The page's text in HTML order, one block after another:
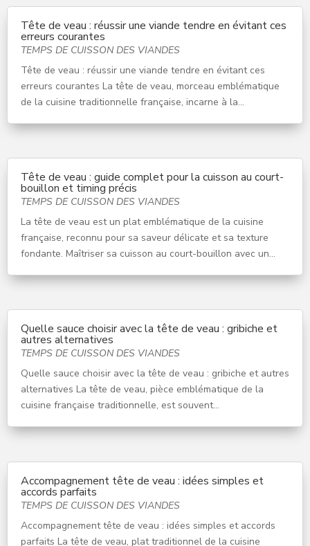
Tête de veau : réussir une viande tendre en évitant ces
erreurs courantes
TEMPS DE CUISSON DES VIANDES
Tête de veau : réussir une viande tendre en évitant ces
erreurs courantes La tête de veau, morceau emblématique
de la cuisine traditionnelle française, incarne à la...
Tête de veau : guide complet pour la cuisson au court-
bouillon et timing précis
TEMPS DE CUISSON DES VIANDES
La tête de veau est un plat emblématique de la cuisine
française, reconnu pour sa saveur délicate et sa texture
fondante. Maîtriser sa cuisson au court-bouillon avec un...
Quelle sauce choisir avec la tête de veau : gribiche et
autres alternatives
TEMPS DE CUISSON DES VIANDES
Quelle sauce choisir avec la tête de veau : gribiche et autres
alternatives La tête de veau, pièce emblématique de la
cuisine française traditionnelle, est souvent...
Accompagnement tête de veau : idées simples et
accords parfaits
TEMPS DE CUISSON DES VIANDES
Accompagnement tête de veau : idées simples et accords
parfaits La tête de veau, plat traditionnel de la cuisine